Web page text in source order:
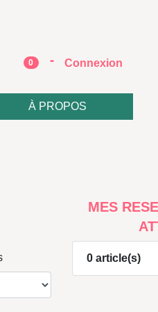
Connexion
-
0
À PROPOS
MES
0 article(s)